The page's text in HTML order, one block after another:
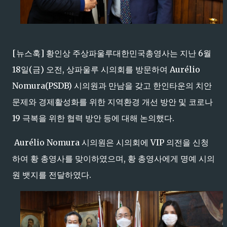
[뉴스훅] 황인상 주상파울루대한민국총영사는 지난 6월
18일(금) 오전, 상파울루 시의회를 방문하여 Aurélio
Nomura(PSDB) 시의원과 만남을 갖고 한인타운의 치안
문제와 경제활성화를 위한 지역환경 개선 방안 및 코로나
19 극복을 위한 협력 방안 등에 대해 논의했다.
Aurélio Nomura 시의원은 시의회에 VIP 의전을 신청
하여 황 총영사를 맞이하였으며, 황 총영사에게 명예 시의
원 뱃지를 전달하였다.